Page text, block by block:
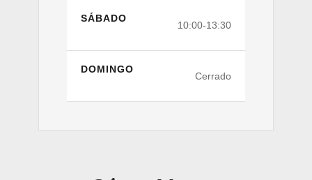
SÁBADO
10:00-13:30
DOMINGO
Cerrado